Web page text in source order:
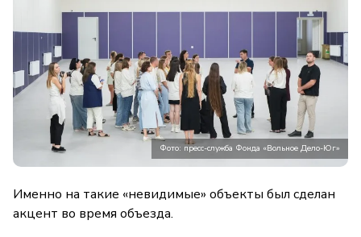
Фото: пресс-служба Фонда «Вольное Дело-Юг»
Именно на такие «невидимые» объекты был сделан
акцент во время объезда.